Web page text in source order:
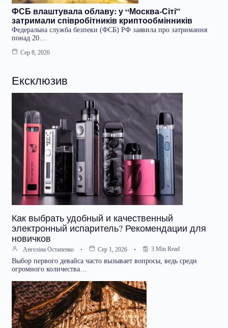
ФСБ влаштувала облаву: у “Москва-Сіті”
затримали співробітників криптообмінників
Федеральна служба безпеки (ФСБ) РФ заявила про затримання
понад 20…
Сер 8, 2026
Ексклюзив
Как выбрать удобный и качественный
электронный испаритель? Рекомендации для
новичков
Ангеліна Остапенко Сер 1, 2026 3 Min Read
Выбор первого девайса часто вызывает вопросы, ведь среди
огромного количества…